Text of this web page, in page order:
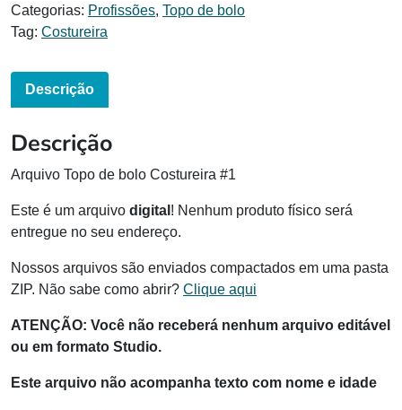
Categorias: Profissões, Topo de bolo
Tag: Costureira
Descrição
Descrição
Arquivo Topo de bolo Costureira #1
Este é um arquivo digital ! Nenhum produto físico será
entregue no seu endereço.
Nossos arquivos são enviados compactados em uma pasta
ZIP. Não sabe como abrir? Clique aqui
ATENÇÃO: Você não receberá nenhum arquivo editável
ou em formato Studio.
Este arquivo não acompanha texto com nome e idade